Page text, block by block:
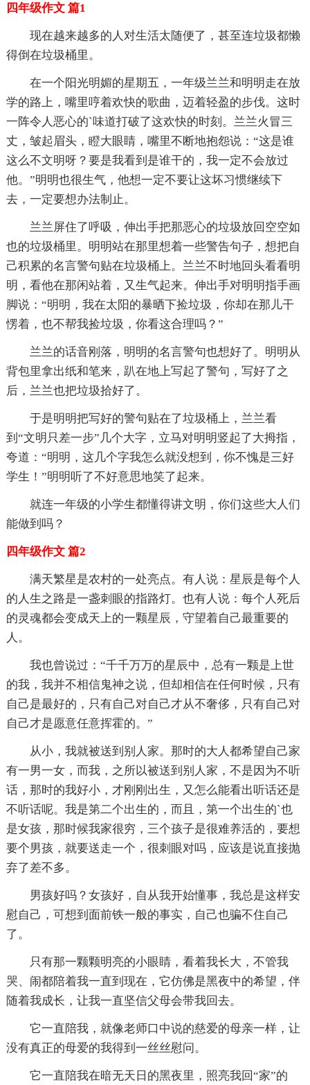
四年级作文 篇1
现在越来越多的人对生活太随便了，甚至连垃圾都懒
得倒在垃圾桶里。
在一个阳光明媚的星期五，一年级兰兰和明明走在放
学的路上，嘴里哼着欢快的歌曲，迈着轻盈的步伐。这时
一阵令人恶心的`味道打破了这欢快的时刻。兰兰火冒三
丈，皱起眉头，瞪大眼睛，嘴里不断地抱怨说：“这是谁
这么不文明呀？要是我看到是谁干的，我一定不会放过
他。”明明也很生气，他想一定不要让这坏习惯继续下
去，一定要想办法制止。
兰兰屏住了呼吸，伸出手把那恶心的垃圾放回空空如
也的垃圾桶里。明明站在那里想着一些警告句子，想把自
己积累的名言警句贴在垃圾桶上。兰兰不时地回头看看明
明，看他在那闲站着，又生气起来。伸出手对明明指手画
脚说：“明明，我在太阳的暴晒下捡垃圾，你却在那儿干
愣着，也不帮我捡垃圾，你看这合理吗？”
兰兰的话音刚落，明明的名言警句也想好了。明明从
背包里拿出纸和笔来，趴在地上写起了警句，写好了之
后，兰兰也把垃圾拾好了。
于是明明把写好的警句贴在了垃圾桶上，兰兰看
到“文明只差一步”几个大字，立马对明明竖起了大拇指，
夸道：“明明，这几个字我怎么就没想到，你不愧是三好
学生！”明明听了不好意思地笑了起来。
就连一年级的小学生都懂得讲文明，你们这些大人们
能做到吗？
四年级作文 篇2
满天繁星是农村的一处亮点。有人说：星辰是每个人
的人生之路是一盏刺眼的指路灯。也有人说：每个人死后
的灵魂都会变成天上的一颗星辰，守望着自己最重要的
人。
我也曾说过：“千千万万的星辰中，总有一颗是上世
的我，我并不相信鬼神之说，但却相信在任何时候，只有
自己是最好的，只有自己对自己才从不奢侈，只有自己对
自己才是愿意任意挥霍的。”
从小，我就被送到别人家。那时的大人都希望自己家
有一男一女，而我，之所以被送到别人家，不是因为不听
话，那时的我好小，才刚刚出生，又怎么能看出听话还是
不听话呢。我是第二个出生的，而且，第一个出生的`也
是女孩，那时候我家很穷，三个孩子是很难养活的，要想
要个男孩，就要送走一个，很刺眼对吗，应该是说直接抛
弃了差不多。
男孩好吗？女孩好，自从我开始懂事，我总是这样安
慰自己，可想到面前铁一般的事实，自己也骗不住自己
了。
只有那一颗颗明亮的小眼睛，看着我长大，不管我
哭、闹都陪着我一直到现在，它仿佛是黑夜中的希望，伴
随着我成长，让我一直坚信父母会带我回去。
它一直陪我，就像老师口中说的慈爱的母亲一样，让
没有真正的母爱的我得到一丝丝慰问。
它一直陪我在暗无天日的黑夜里，照亮我回“家”的